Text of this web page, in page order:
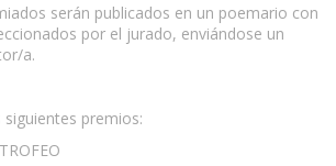
serán publicados en un poemario con
por el jurado, enviándose un
a.
siguientes premios: